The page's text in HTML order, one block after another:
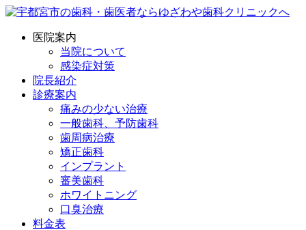
医院案内
当院について
感染症対策
院長紹介
診療案内
痛みの少ない治療
一般歯科、予防歯科
歯周病治療
矯正歯科
インプラント
審美歯科
ホワイトニング
口臭治療
料金表